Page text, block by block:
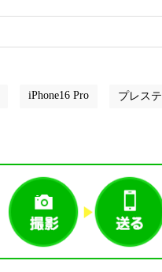
iPhone16 Pro プレステ